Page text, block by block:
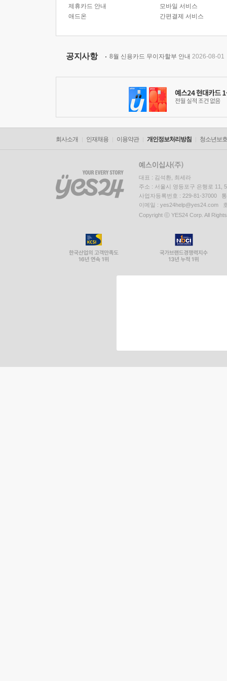
제휴카드 안내
애드온
모바일 서비스
간편결제 서비스
공지사항 8월 신용카드 무이자할부 안내 2026-08-01
회사소개 인재채용 이용약관 개인정보처리방침 청소년보
대표 : 김석환, 최세라
주소 : 서울시 영등포구 은행로 11,
사업자등록번호 : 229-81-37000
이메일 : yes24help@yes24.com
Copyright ⓒ YES24 Corp. All